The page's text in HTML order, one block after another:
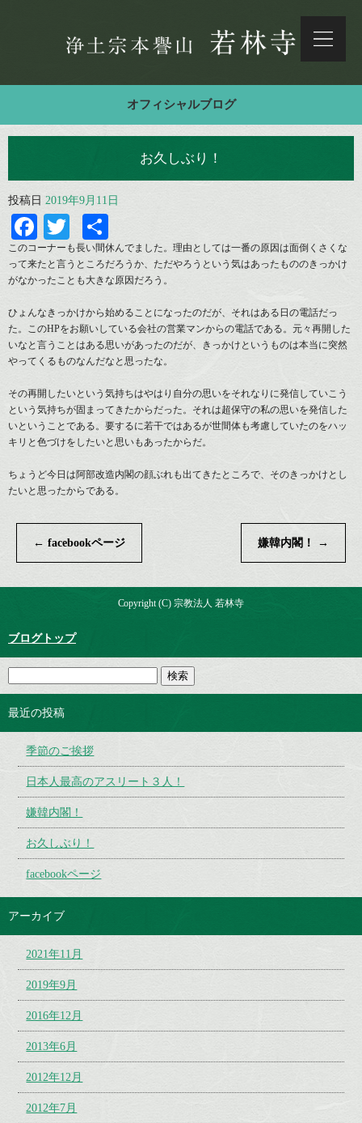
オフィシャルブログ
お久しぶり！
投稿日 2019年9月11日
Facebook
Twitter
有
このコーナーも長い間休んでました。理由としては一番の原因は面倒くさくな
って来たと言うところだろうか、ただやろうという気はあったもののきっかけ
がなかったことも大きな原因だろう。
ひょんなきっかけから始めることになったのだが、それはある日の電話だっ
た。このHPをお願いしている会社の営業マンからの電話である。元々再開した
いなと言うことはある思いがあったのだが、きっかけというものは本当に突然
やってくるものなんだなと思ったな。
その再開したいという気持ちはやはり自分の思いをそれなりに発信していこう
という気持ちが固まってきたからだった。それは超保守の私の思いを発信した
いということである。要するに若干ではあるが世間体も考慮していたのをハッ
キリと色づけをしたいと思いもあったからだ。
ちょうど今日は阿部改造内閣の顔ぶれも出てきたところで、そのきっかけとし
たいと思ったからである。
← facebookページ 嫌韓内閣！ →
Copyright (C) 宗教法人 若林寺
ブログトップ
最近の投稿
季節のご挨拶
日本人最高のアスリート３人！
嫌韓内閣！
お久しぶり！
facebookページ
アーカイブ
2021年11月
2019年9月
2016年12月
2013年6月
2012年12月
2012年7月